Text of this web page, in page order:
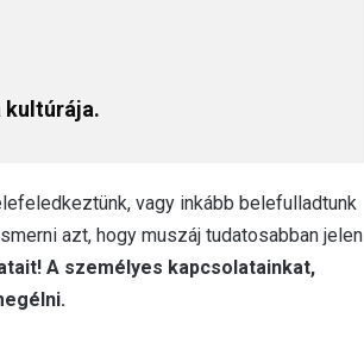
kultúrája.
vagy inkább belefulladtunk
azt, hogy muszáj tudatosabban jelen
A személyes kapcsolatainkat,